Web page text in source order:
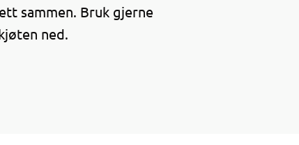
sammen. Bruk gjerne
ned.